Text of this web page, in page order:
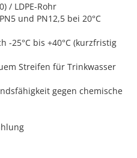
/ LDPE-Rohr
und PN12,5 bei 20°C
-25°C bis +40°C (kurzfristig
Streifen für Trinkwasser
gegen chemische